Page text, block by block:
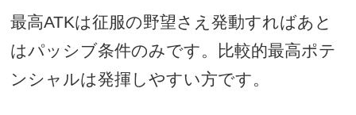
最高ATKは征服の野望さえ発動すればあと
はパッシブ条件のみです。比較的最高ポテ
ンシャルは発揮しやすい方です。